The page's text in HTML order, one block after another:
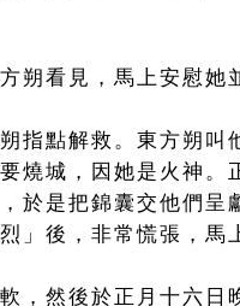
朔看見，馬上安慰她
指點解救。東方朔叫
燒城，因她是火神。
於是把錦囊交他們呈
」後，非常慌張，馬
，然後於正月十六日